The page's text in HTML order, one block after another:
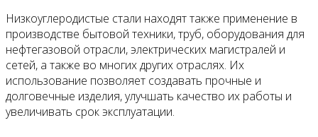
Низкоуглеродистые стали находят также применение в
производстве бытовой техники, труб, оборудования для
нефтегазовой отрасли, электрических магистралей и
сетей, а также во многих других отраслях. Их
использование позволяет создавать прочные и
долговечные изделия, улучшать качество их работы и
увеличивать срок эксплуатации.